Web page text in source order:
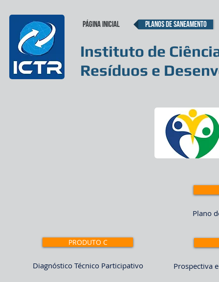
Página inicial Planos de Saneamento
Instituto de
Resíduos e
Plano
PRODUTO C
Diagnóstico Técnico Participativo Prospectiva